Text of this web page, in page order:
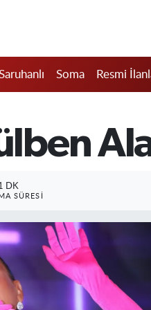
Soma Resmi
DK
SÜRESI